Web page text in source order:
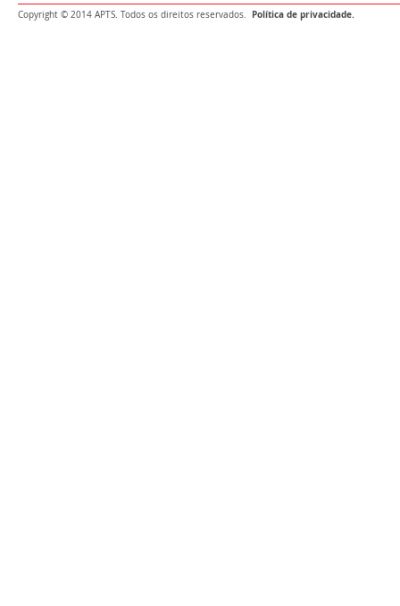
Copyright © 2014 APTS. Todos os direitos reservados. Política de privacidade.